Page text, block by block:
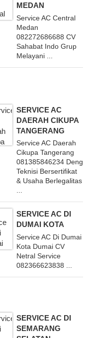
MEDAN
Service AC Central
Medan
082272686688 CV
Sahabat Indo Grup
Melayani ...
SERVICE AC
DAERAH CIKUPA
TANGERANG
Service AC Daerah
Cikupa Tangerang
081385846234
Teknisi Bersertifikat
& Usaha Berlegalitas
SERVICE AC DI
DUMAI KOTA
Service AC Di Dumai
Kota Dumai CV
Netral Service
082366623838 ...
SERVICE AC DI
SEMARANG